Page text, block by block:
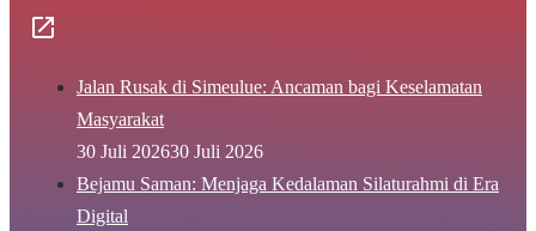
Jalan Rusak di Simeulue: Ancaman bagi Keselamatan
Masyarakat
30 Juli 202630 Juli 2026
Bejamu Saman: Menjaga Kedalaman Silaturahmi di Era
Digital